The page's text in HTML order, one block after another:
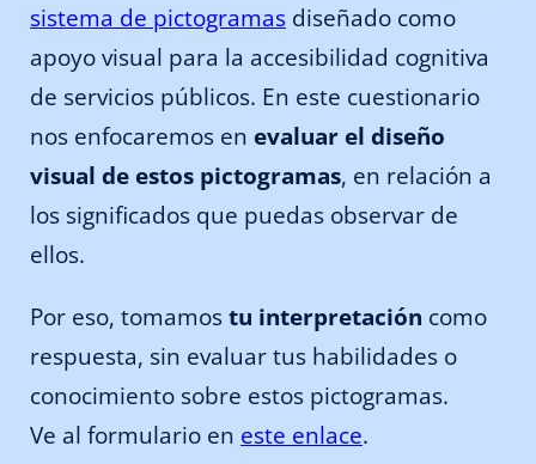
sistema de pictogramas diseñado como
apoyo visual para la accesibilidad cognitiva
de servicios públicos. En este cuestionario
nos enfocaremos en evaluar el diseño
visual de estos pictogramas, en relación a
los significados que puedas observar de
ellos.
Por eso, tomamostu interpretación como
respuesta, sin evaluar tus habilidades o
conocimiento sobre estos pictogramas.
Ve al formulario en este enlace.